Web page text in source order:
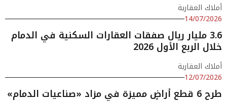
أملاك العقارية
14/07/2026
3.6 مليار ريال صفقات العقارات السكنية في الدمام
خلال الربع الأول 2026
أملاك العقارية
12/07/2026
طرح 6 قطع أراضٍ مميزة في مزاد «صناعيات الدمام»